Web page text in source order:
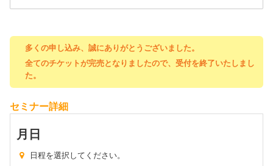
多くの申し込み、誠にありがとうございました。
全てのチケットが完売となりましたので、受付を終了いたしまし
た。
セミナー詳細
月 日
日程を選択してください。